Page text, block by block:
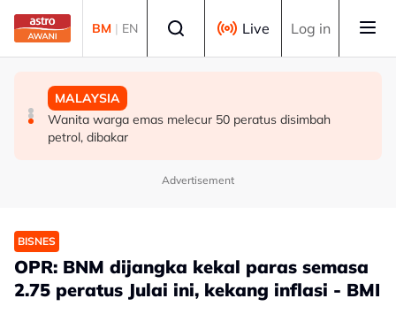
Skip to main content
BM | EN Live Log in
MALAYSIA
Berita tempatan pilihan sepanjang hari ini
DUNIA
Singapura sambut Hari Kebangsaan ke-61, NDP kembali
ke Stadium Negara
MALAYSIA
Wanita warga emas melecur 50 peratus disimbah
petrol, dibakar
Advertisement
BISNES
OPR: BNM dijangka kekal paras semasa
2.75 peratus Julai ini, kekang inflasi - BMI